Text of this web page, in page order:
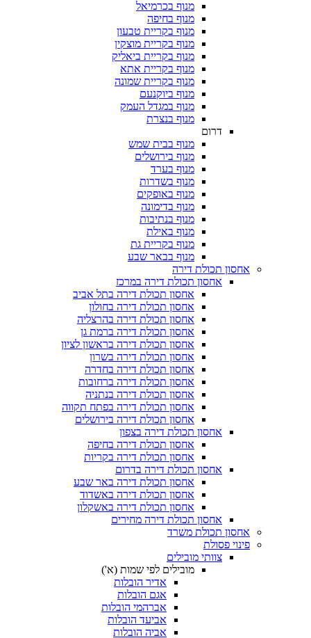
מנוף בכרמיאל
מנוף בחיפה
מנוף בקריית טבעון
מנוף בקריית מוצקין
מנוף בקריית ביאליק
מנוף בקריית אתא
מנוף בקריית שמונה
מנוף ביוקנעם
מנוף במגדל העמק
מנוף בנצרת
דרום
מנוף בבית שמש
מנוף בירושלים
מנוף בערד
מנוף בשדרות
מנוף באופקים
מנוף בדימונה
מנוף בנתיבות
מנוף באילת
מנוף בקריית גת
מנוף בבאר שבע
אחסון תכולת דירה
אחסון תכולת דירה במרכז
אחסון תכולת דירה בתל אביב
אחסון תכולת דירה בחולון
אחסון תכולת דירה בהרצליה
אחסון תכולת דירה ברמת גן
אחסון תכולת דירה בראשון לציון
אחסון תכולת דירה בשרון
אחסון תכולת דירה בחדרה
אחסון תכולת דירה ברחובות
אחסון תכולת דירה בנתניה
אחסון תכולת דירה בפתח תקווה
אחסון תכולת דירה בירושלים
אחסון תכולת דירה בצפון
אחסון תכולת דירה בחיפה
אחסון תכולת דירה בקריות
אחסון תכולת דירה בדרום
אחסון תכולת דירה באר שבע
אחסון תכולת דירה באשדוד
אחסון תכולת דירה באשקלון
אחסון תכולת דירה מחירים
אחסון תכולת משרד
פינוי פסולת
צוותי מובילים
מובילים לפי שמות (א')
אדיר הובלות
אגם הובלות
אברהמי הובלות
אביעד הובלות
אביה הובלות